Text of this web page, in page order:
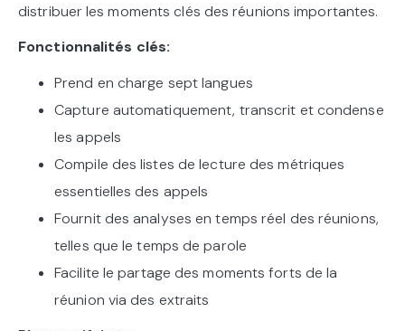
distribuer les moments clés des réunions importantes.
Fonctionnalités clés:
Prend en charge sept langues
Capture automatiquement, transcrit et condense
les appels
Compile des listes de lecture des métriques
essentielles des appels
Fournit des analyses en temps réel des réunions,
telles que le temps de parole
Facilite le partage des moments forts de la
réunion via des extraits